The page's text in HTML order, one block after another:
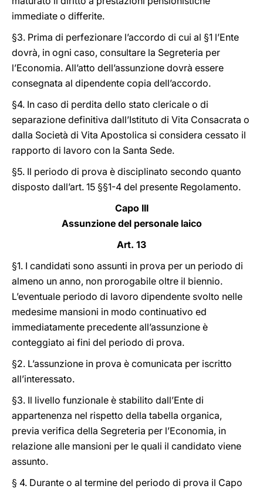
immediate o differite.
§3. Prima di perfezionare l’accordo di cui al §1 l’Ente
dovrà, in ogni caso, consultare la Segreteria per
l’Economia. All’atto dell’assunzione dovrà essere
consegnata al dipendente copia dell’accordo.
§4. In caso di perdita dello stato clericale o di
separazione definitiva dall’Istituto di Vita Consacrata o
dalla Società di Vita Apostolica si considera cessato il
rapporto di lavoro con la Santa Sede.
§5. Il periodo di prova è disciplinato secondo quanto
disposto dall’art. 15 §§1-4 del presente Regolamento.
Capo III
Assunzione del personale laico
Art. 13
§1. I candidati sono assunti in prova per un periodo di
almeno un anno, non prorogabile oltre il biennio.
L’eventuale periodo di lavoro dipendente svolto nelle
medesime mansioni in modo continuativo ed
immediatamente precedente all’assunzione è
conteggiato ai fini del periodo di prova.
§2. L’assunzione in prova è comunicata per iscritto
all’interessato.
§3. Il livello funzionale è stabilito dall’Ente di
appartenenza nel rispetto della tabella organica,
previa verifica della Segreteria per l’Economia, in
relazione alle mansioni per le quali il candidato viene
assunto.
§ 4. Durante o al termine del periodo di prova il Capo